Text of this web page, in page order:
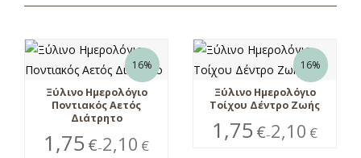
16%
Ξύλινο Ημερολόγιο
Ποντιακός Αετός
Διάτρητο
1,75 €–2,10 €
16%
Ξύλινο Ημερολόγιο
Τοίχου Δέντρο Ζωής
1,75 €–2,10 €